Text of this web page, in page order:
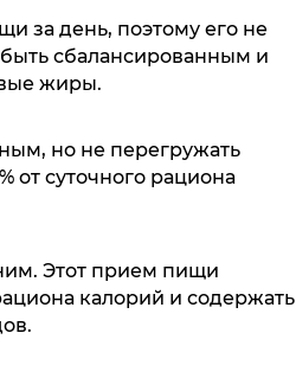
за день, поэтому его не
сбалансированным и
жиры.
но не перегружать
от суточного рациона
Этот прием пищи
калорий и содержать